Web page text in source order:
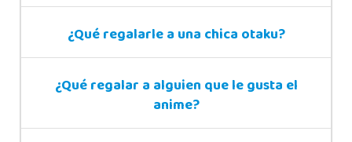
¿Qué regalarle a una chica otaku?
¿Qué regalar a alguien que le gusta el
anime?